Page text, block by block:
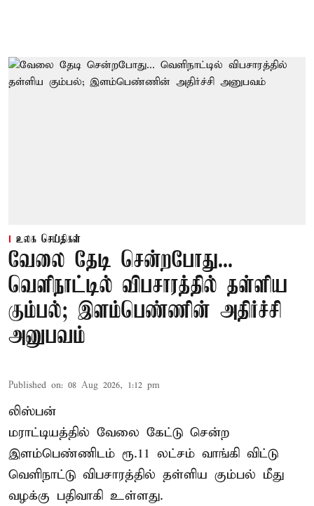
உலக செய்திகள்
வேலை தேடி சென்றபோது...
வெளிநாட்டில் விபசாரத்தில் தள்ளிய
கும்பல்; இளம்பெண்ணின் அதிர்ச்சி
அனுபவம்
Published on: 08 Aug 2026, 1:12 pm
லிஸ்பன்
மராட்டியத்தில் வேலை கேட்டு சென்ற
இளம்பெண்ணிடம் ரூ.11 லட்சம் வாங்கி விட்டு
வெளிநாட்டு விபசாரத்தில் தள்ளிய கும்பல் மீது
வழக்கு பதிவாகி உள்ளது.